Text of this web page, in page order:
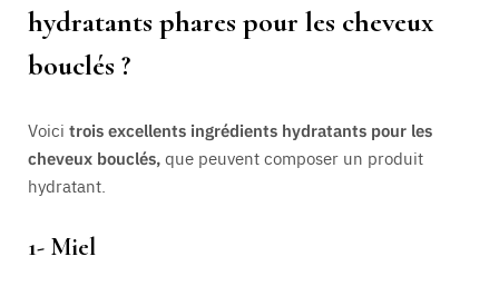
hydratants phares pour les cheveux
bouclés ?
Voici trois excellents ingrédients hydratants pour les
cheveux bouclés,que peuvent composer un produit
hydratant.
1- Miel